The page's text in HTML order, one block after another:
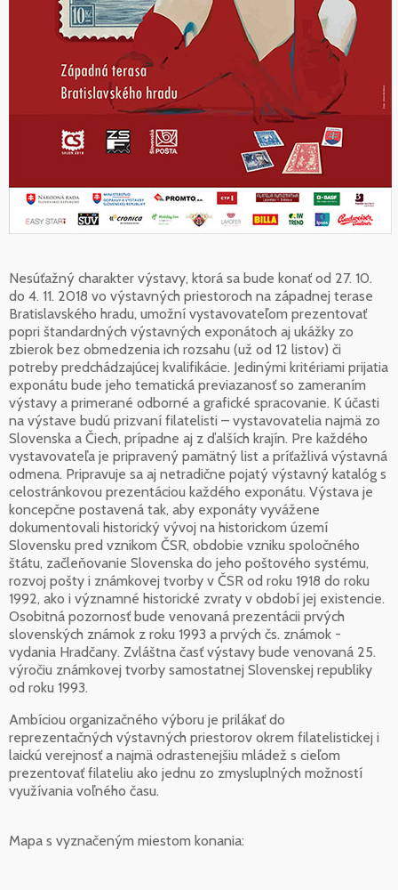
Nesúťažný charakter výstavy, ktorá sa bude konať od 27. 10.
do 4. 11. 2018 vo výstavných priestoroch na západnej terase
Bratislavského hradu, umožní vystavovateľom prezentovať
popri štandardných výstavných exponátoch aj ukážky zo
zbierok bez obmedzenia ich rozsahu (už od 12 listov) či
potreby predchádzajúcej kvalifikácie. Jedinými kritériami prijatia
exponátu bude jeho tematická previazanosť so zameraním
výstavy a primerané odborné a grafické spracovanie. K účasti
na výstave budú prizvaní filatelisti – vystavovatelia najmä zo
Slovenska a Čiech, prípadne aj z ďalších krajín. Pre každého
vystavovateľa je pripravený pamätný list a príťažlivá výstavná
odmena. Pripravuje sa aj netradične pojatý výstavný katalóg s
celostránkovou prezentáciou každého exponátu. Výstava je
koncepčne postavená tak, aby exponáty vyvážene
dokumentovali historický vývoj na historickom území
Slovensku pred vznikom ČSR, obdobie vzniku spoločného
štátu, začleňovanie Slovenska do jeho poštového systému,
rozvoj pošty i známkovej tvorby v ČSR od roku 1918 do roku
1992, ako i významné historické zvraty v období jej existencie.
Osobitná pozornosť bude venovaná prezentácii prvých
slovenských známok z roku 1993 a prvých čs. známok -
vydania Hradčany. Zvláštna časť výstavy bude venovaná 25.
výročiu známkovej tvorby samostatnej Slovenskej republiky
od roku 1993.
Ambíciou organizačného výboru je prilákať do
reprezentačných výstavných priestorov okrem filatelistickej i
laickú verejnosť a najmä odrastenejšiu mládež s cieľom
prezentovať filateliu ako jednu zo zmysluplných možností
využívania voľného času.
Mapa s vyznačeným miestom konania: